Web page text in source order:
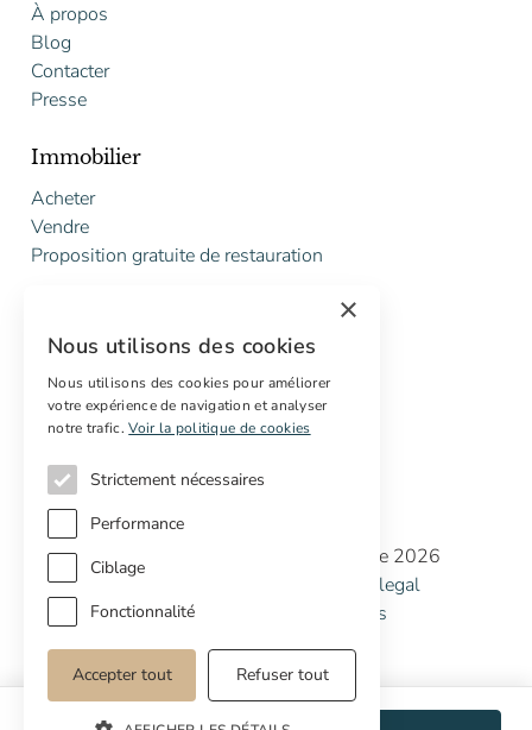
À propos
Blog
Contacter
Presse
Immobilier
Acheter
Vendre
Proposition gratuite de restauration
Marketing digital
Acheteurs internationaux
Propriétés off-market
Copyright © Cottage Properties Real Estate 2026
Politique de confidentialité
Avertissement legal
Politique de cookies
Préférences de cookies
×
Nous utilisons des cookies
Nous utilisons des cookies pour améliorer
votre expérience de navigation et analyser
notre trafic. Voir la politique de cookies
Strictement nécessaires
Performance
Ciblage
Fonctionnalité
Accepter tout Refuser tout